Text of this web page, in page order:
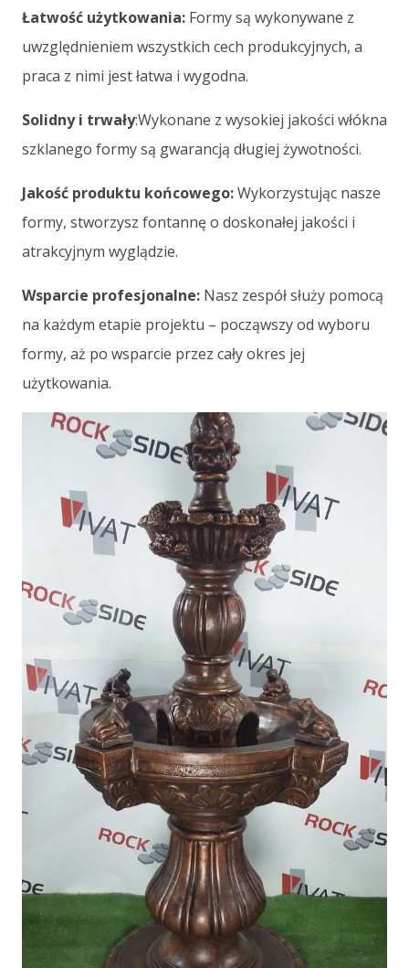
Łatwość użytkowania: Formy są wykonywane z
uwzględnieniem wszystkich cech produkcyjnych, a
praca z nimi jest łatwa i wygodna.
Solidny i trwały:Wykonane z wysokiej jakości włókna
szklanego formy są gwarancją długiej żywotności.
Jakość produktu końcowego:Wykorzystując nasze
formy, stworzysz fontannę o doskonałej jakości i
atrakcyjnym wyglądzie.
Wsparcie profesjonalne: Nasz zespół służy pomocą
na każdym etapie projektu – począwszy od wyboru
formy, aż po wsparcie przez cały okres jej
użytkowania.